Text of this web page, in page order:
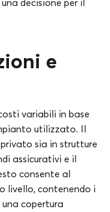
decisione per il
e
variabili in base
utilizzato. Il
sia in strutture
assicurativi e il
consente al
livello, contenendo i
copertura